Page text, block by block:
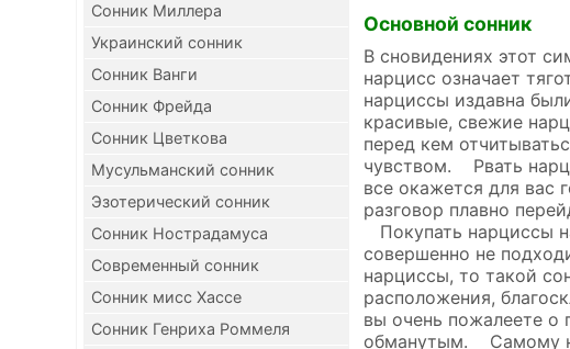
Сонник Миллера
Украинский сонник
Сонник Ванги
Сонник Фрейда
Сонник Цветкова
Мусульманский сонник
Эзотерический сонник
Сонник Нострадамуса
Современный сонник
Сонник мисс Хассе
Сонник Генриха Роммеля
Основной сонник
В сновидениях этот
нарцисс означает
нарциссы издавна
красивые, свежие
перед кем
чувством. Рвать
все окажется для вас
разговор плавно
Покупать нарциссы
совершенно не
нарциссы, то такой
расположения,
вы очень пожалеете о
обманутым. Самому